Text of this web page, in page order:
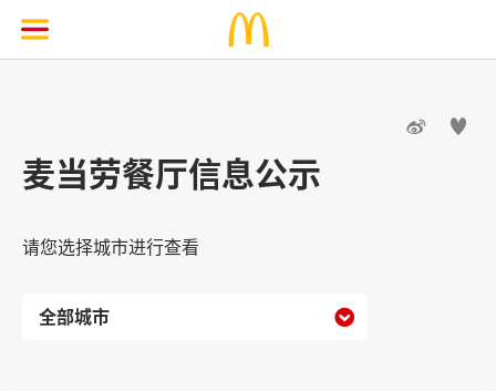
 
麦当劳餐厅信息公示
请您选择城市进行查看
